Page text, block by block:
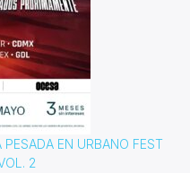
PESADA EN URBANO FEST
2